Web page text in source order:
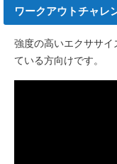
ワークアウトチャレ
強度の高いエクササイ
ている方向けです。